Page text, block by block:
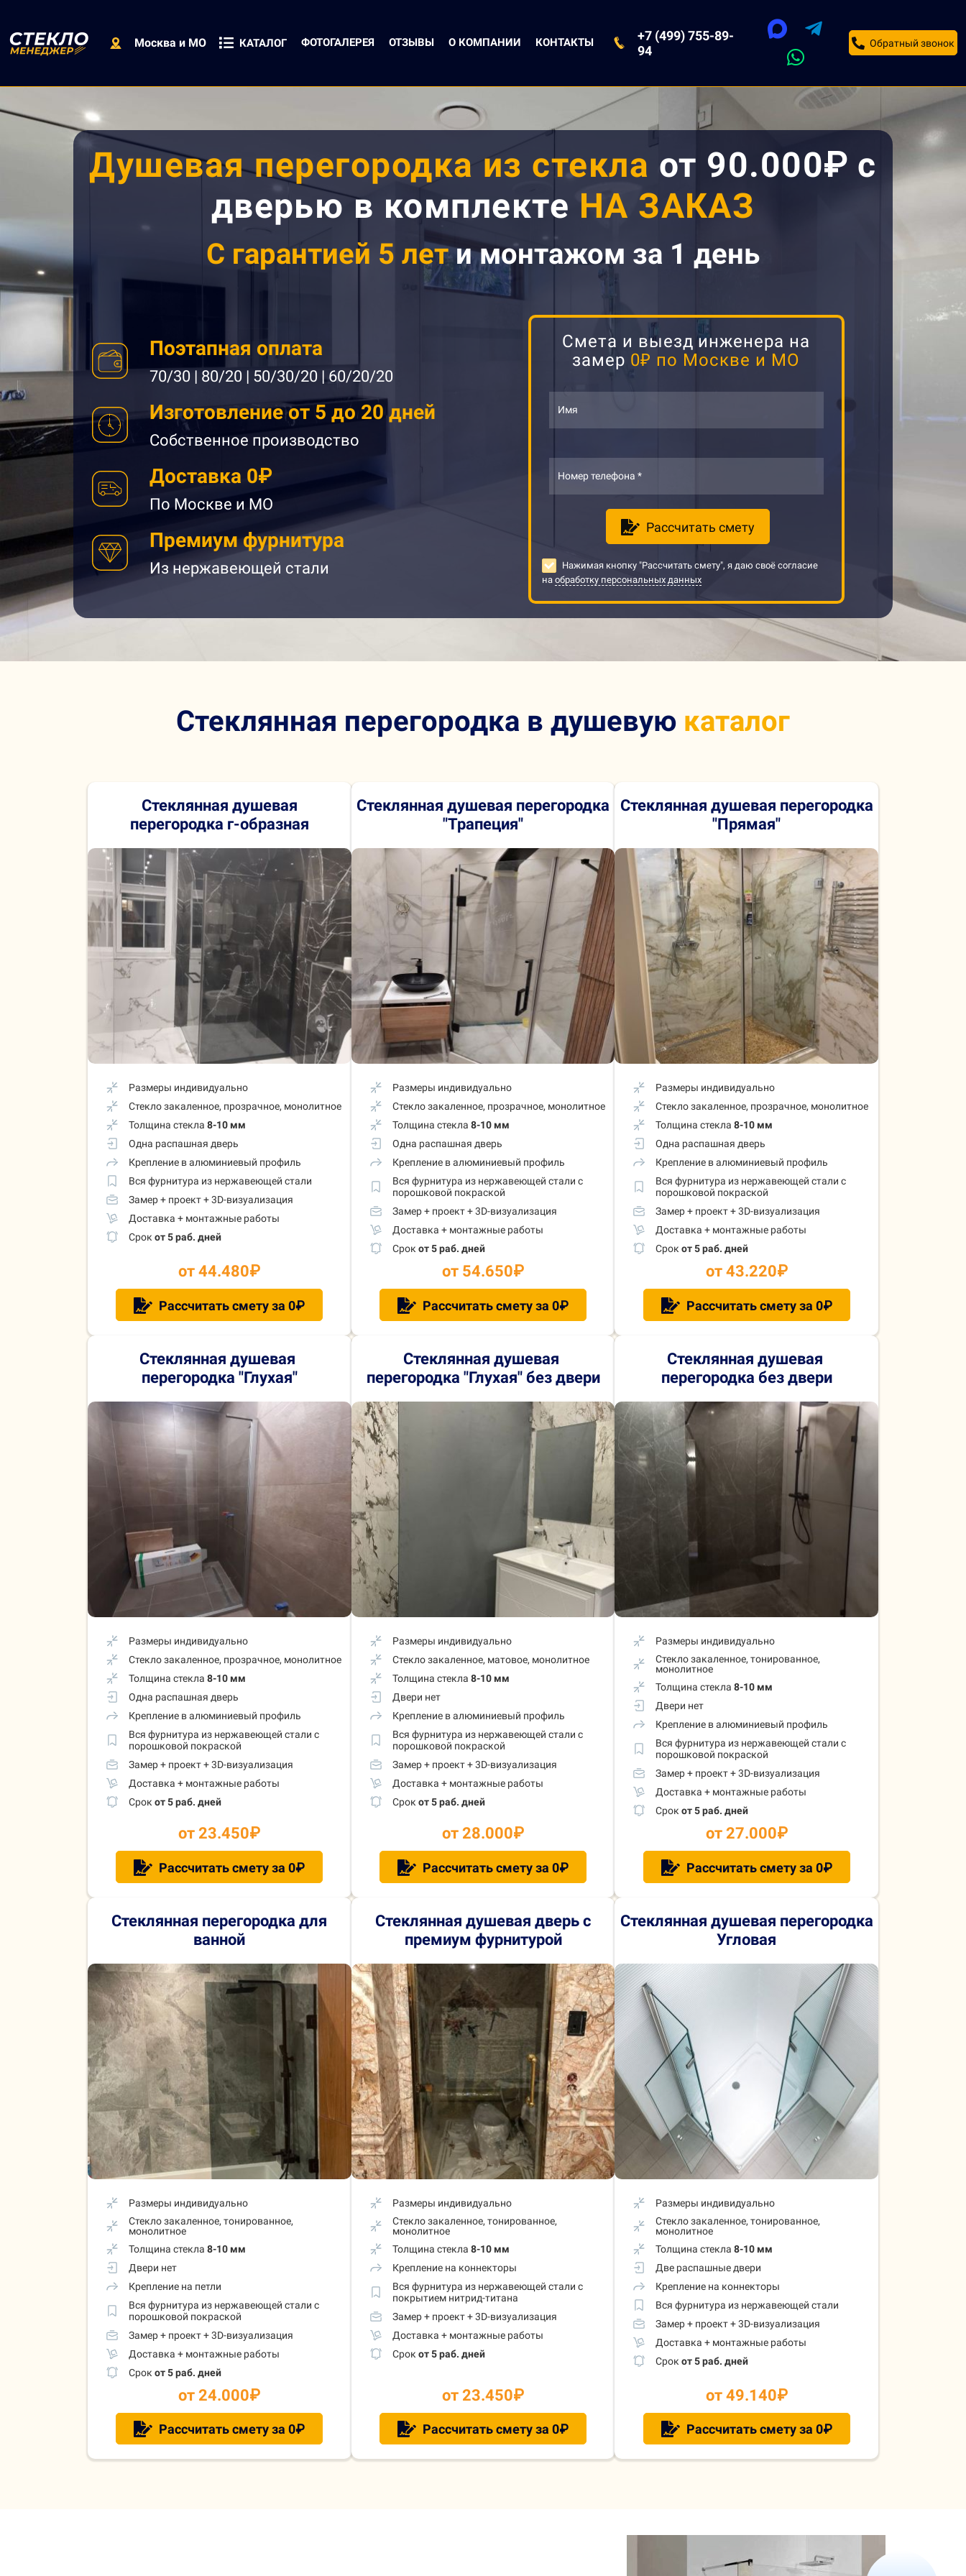
Москва и МО КАТАЛОГ ФОТОГАЛЕРЕЯ ОТЗЫВЫ О КОМПАНИИ КОНТАКТЫ
+7 (499) 755-89-
94
Обратный звонок
Душевая перегородка из стекла от 90.000₽ с
дверью в комплекте НА ЗАКАЗ
С гарантией 5 лет и монтажом за 1 день
Поэтапная оплата
70/30 | 80/20 | 50/30/20 | 60/20/20
Изготовление от 5 до 20 дней
Собственное производство
Доставка 0₽
По Москве и МО
Премиум фурнитура
Из нержавеющей стали
Смета и выезд инженера на
замер 0₽ по Москве и МО
Имя
Номер телефона *
Рассчитать смету
Нажимая кнопку "Рассчитать смету", я даю своё согласие
на обработку персональных данных
Стеклянная перегородка в душевую каталог
Стеклянная душевая
перегородка г-образная
Размеры индивидуально
Стекло закаленное, прозрачное, монолитное
Толщина стекла8-10 мм
Одна распашная дверь
Крепление в алюминиевый профиль
Вся фурнитура из нержавеющей стали
Замер + проект + 3D-визуализация
Доставка + монтажные работы
Срокот 5 раб. дней
от 44.480₽
Рассчитать смету за 0₽
Стеклянная душевая перегородка
"Трапеция"
Размеры индивидуально
Стекло закаленное, прозрачное, монолитное
Толщина стекла 8-10 мм
Одна распашная дверь
Крепление в алюминиевый профиль
Вся фурнитура из нержавеющей стали с
порошковой покраской
Замер + проект + 3D-визуализация
Доставка + монтажные работы
Срок от 5 раб. дней
от 54.650₽
Рассчитать смету за 0₽
Стеклянная душевая перегородка
"Прямая"
Размеры индивидуально
Стекло закаленное, прозрачное, монолитное
Толщина стекла8-10 мм
Одна распашная дверь
Крепление в алюминиевый профиль
Вся фурнитура из нержавеющей стали с
порошковой покраской
Замер + проект + 3D-визуализация
Доставка + монтажные работы
Срокот 5 раб. дней
от 43.220₽
Рассчитать смету за 0₽
Стеклянная душевая
перегородка "Глухая"
Размеры индивидуально
Стекло закаленное, прозрачное, монолитное
Толщина стекла8-10 мм
Одна распашная дверь
Крепление в алюминиевый профиль
Вся фурнитура из нержавеющей стали с
порошковой покраской
Замер + проект + 3D-визуализация
Доставка + монтажные работы
Срокот 5 раб. дней
от 23.450₽
Рассчитать смету за 0₽
Стеклянная душевая
перегородка "Глухая" без двери
Размеры индивидуально
Стекло закаленное, матовое, монолитное
Толщина стекла 8-10 мм
Двери нет
Крепление в алюминиевый профиль
Вся фурнитура из нержавеющей стали с
порошковой покраской
Замер + проект + 3D-визуализация
Доставка + монтажные работы
Срок от 5 раб. дней
от 28.000₽
Рассчитать смету за 0₽
Стеклянная душевая
перегородка без двери
Размеры индивидуально
Стекло закаленное, тонированное,
монолитное
Толщина стекла8-10 мм
Двери нет
Крепление в алюминиевый профиль
Вся фурнитура из нержавеющей стали с
порошковой покраской
Замер + проект + 3D-визуализация
Доставка + монтажные работы
Срокот 5 раб. дней
от 27.000₽
Рассчитать смету за 0₽
Стеклянная перегородка для
ванной
Размеры индивидуально
Стекло закаленное, тонированное,
монолитное
Толщина стекла8-10 мм
Двери нет
Крепление на петли
Вся фурнитура из нержавеющей стали с
порошковой покраской
Замер + проект + 3D-визуализация
Доставка + монтажные работы
Срокот 5 раб. дней
от 24.000₽
Рассчитать смету за 0₽
Стеклянная душевая дверь с
премиум фурнитурой
Размеры индивидуально
Стекло закаленное, тонированное,
монолитное
Толщина стекла 8-10 мм
Крепление на коннекторы
Вся фурнитура из нержавеющей стали с
покрытием нитрид-титана
Замер + проект + 3D-визуализация
Доставка + монтажные работы
Срок от 5 раб. дней
от 23.450₽
Рассчитать смету за 0₽
Стеклянная душевая перегородка
Угловая
Размеры индивидуально
Стекло закаленное, тонированное,
монолитное
Толщина стекла 8-10 мм
Две распашные двери
Крепление на коннекторы
Вся фурнитура из нержавеющей стали
Замер + проект + 3D-визуализация
Доставка + монтажные работы
Срокот 5 раб. дней
от 49.140₽
Рассчитать смету за 0₽